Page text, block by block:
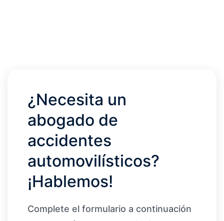
¿Necesita un
abogado de
accidentes
automovilísticos?
¡Hablemos!
Complete el formulario a continuación